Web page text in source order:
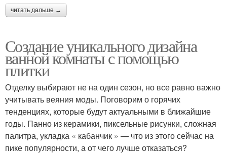
читать дальше →
Создание уникального дизайна
ванной комнаты с помощью
плитки
Отделку выбирают не на один сезон, но все равно важно
учитывать веяния моды. Поговорим о горячих
тенденциях, которые будут актуальными в ближайшие
годы. Панно из керамики, пиксельные рисунки, сложная
палитра, укладка « кабанчик » — что из этого сейчас на
пике популярности, а от чего лучше отказаться?